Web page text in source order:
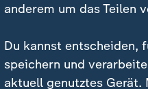
bei ZDFheute
anderem um das Teilen
Du kannst entscheiden,
speichern und
aktuell genutztes